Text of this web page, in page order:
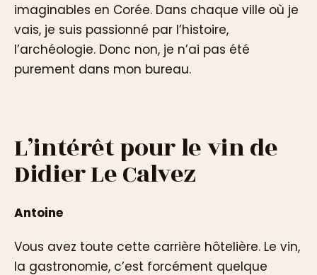
imaginables en Corée. Dans chaque ville où je
vais, je suis passionné par l’histoire,
l’archéologie. Donc non, je n’ai pas été
purement dans mon bureau.
L’intérêt pour le vin de
Didier Le Calvez
Antoine
Vous avez toute cette carrière hôtelière. Le vin,
la gastronomie, c’est forcément quelque